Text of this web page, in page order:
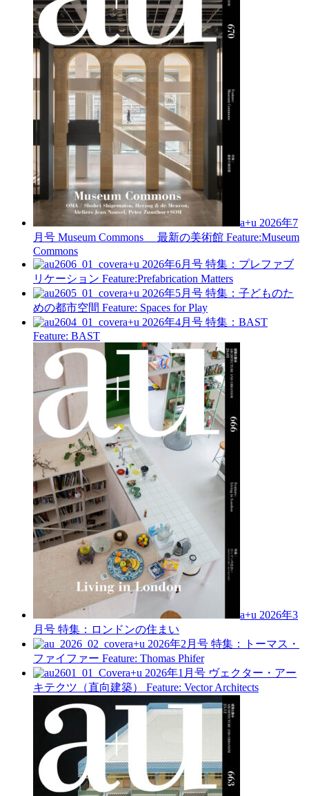
a+u 2026年7
月号 Museum Commons 最新の美術館 Feature:Museum
Commons
a+u 2026年6月号 特集：プレファブ
リケーション Feature:Prefabrication Matters
a+u 2026年5月号 特集：子どものた
めの都市空間 Feature: Spaces for Play
a+u 2026年4月号 特集：BAST
Feature: BAST
a+u 2026年3
月号 特集：ロンドンの住まい
a+u 2026年2月号 特集：トーマス・
ファイファー Feature: Thomas Phifer
a+u 2026年1月号 ヴェクター・アー
キテクツ（直向建築）
Feature: Vector Architects